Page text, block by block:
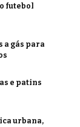
futebol
a gás para
e patins
urbana,